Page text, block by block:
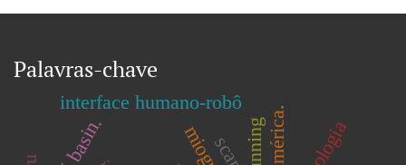
Palavras-chave
interface humano-robô